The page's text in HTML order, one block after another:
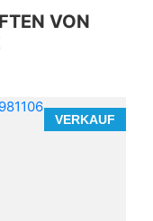
VON
VERKAUF